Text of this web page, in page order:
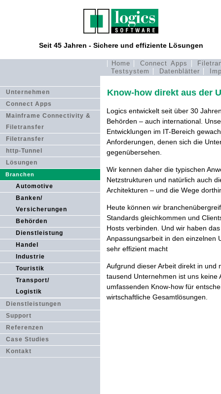
Seit 45 Jahren - Sichere und effiziente Lösungen
Home Connect Apps
Testsystem
Datenblätter
Unternehmen
Connect Apps
Mainframe Connectivity &
Filetransfer
Filetransfer
http-Tunnel
Lösungen
Branchen
Automotive
Banken/
Versicherungen
Behörden
Dienstleistung
Handel
Industrie
Touristik
Transport/
Logistik
Dienstleistungen
Support
Referenzen
Case Studies
Kontakt
Know-how direkt aus der
Logics entwickelt seit über 30
Behörden – auch international.
Entwicklungen im IT-Bereich
Anforderungen, denen sich die
gegenübersehen.
Wir kennen daher die typischen
Netzstrukturen und natürlich auch
Architekturen – und die Wege
Heute können wir
Standards gleichkommen und
Hosts verbinden. Und wir haben
Anpassungsarbeit in den einzelnen
sehr effizient macht
Aufgrund dieser Arbeit direkt in und
tausend Unternehmen ist uns
umfassenden Know-how für
wirtschaftliche Gesamtlösungen.